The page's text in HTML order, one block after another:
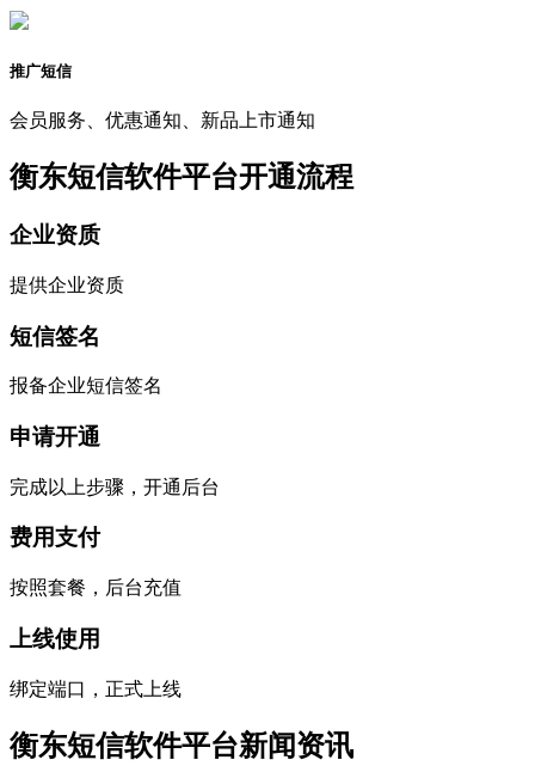
推广短信
会员服务、优惠通知、新品上市通知
衡东短信软件平台开通流程
企业资质
提供企业资质
短信签名
报备企业短信签名
申请开通
完成以上步骤，开通后台
费用支付
按照套餐，后台充值
上线使用
绑定端口，正式上线
衡东短信软件平台新闻资讯